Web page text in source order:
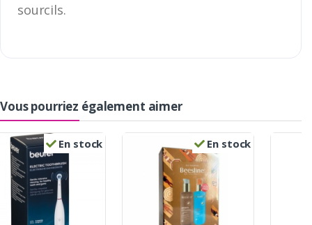
sourcils.
Vous pourriez également aimer
En stock En stock